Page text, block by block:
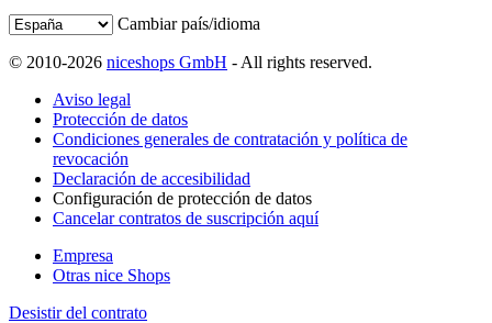
Cambiar país/idioma
© 2010-2026 niceshops GmbH - All rights reserved.
Aviso legal
Protección de datos
Condiciones generales de contratación y política de
revocación
Declaración de accesibilidad
Configuración de protección de datos
Cancelar contratos de suscripción aquí
Empresa
Otras nice Shops
Desistir del contrato